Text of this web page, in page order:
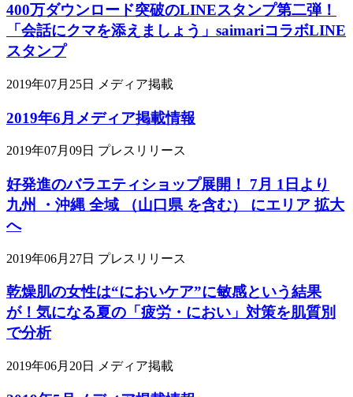
400万ダウンロード突破のLINEスタンプ第二弾！
「会話にクマを添えましょう」saimariコラボLINE
スタンプ
2019年07月25日 メディア掲載
2019年6月メディア掲載情報
2019年07月09日 プレスリリース
好発進のバラエティショップ展開！ 7月 1日より
九州 ・沖縄 全域 （山口県 を含む） にエリア 拡大
へ
2019年06月27日 プレスリリース
乾燥肌の女性は“においケア”に敏感という結果
が！気になる夏の「疲労・におい」対策を肌質別
で分析
2019年06月20日 メディア掲載